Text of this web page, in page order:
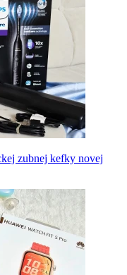
zubnej kefky novej